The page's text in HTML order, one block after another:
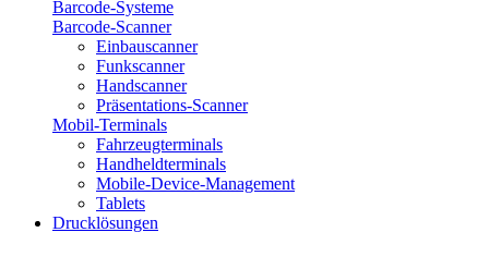
Barcode-Systeme
Barcode-Scanner
Einbauscanner
Funkscanner
Handscanner
Präsentations-Scanner
Mobil-Terminals
Fahrzeugterminals
Handheldterminals
Mobile-Device-Management
Tablets
Drucklösungen